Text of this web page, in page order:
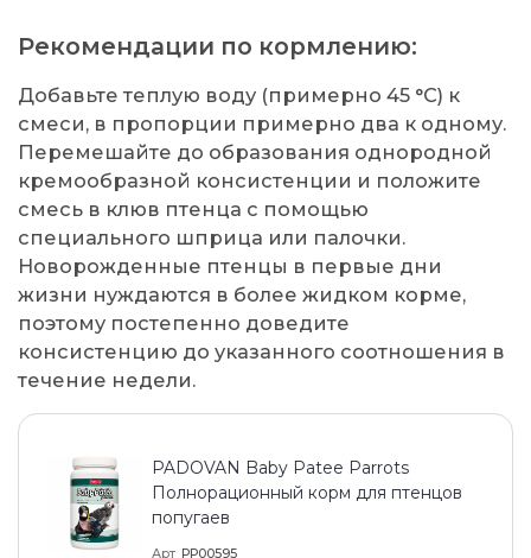
Рекомендации по кормлению:
Добавьте теплую воду (примерно 45 °C) к
смеси, в пропорции примерно два к одному.
Перемешайте до образования однородной
кремообразной консистенции и положите
смесь в клюв птенца с помощью
специального шприца или палочки.
Новорожденные птенцы в первые дни
жизни нуждаются в более жидком корме,
поэтому постепенно доведите
консистенцию до указанного соотношения в
течение недели.
PADOVAN Baby Patee Parrots
Полнорационный корм для птенцов
попугаев
Арт PP00595